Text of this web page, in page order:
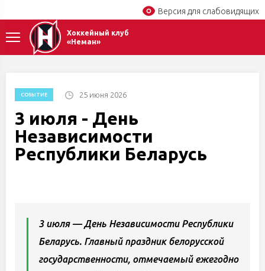
Версия для слабовидящих
Хоккейный клуб
«Неман»
СОБЫТИЕ 25 июня 2026
3 июля - День
Независимости
Республики Беларусь
3 июля — День Независимости Республики
Беларусь. Главный праздник белорусской
государственности, отмечаемый ежегодно